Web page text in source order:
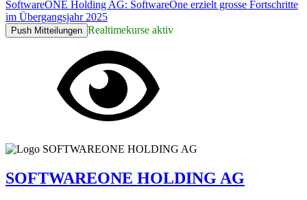
SoftwareONE Holding AG: SoftwareOne erzielt grosse Fortschritte
im Übergangsjahr 2025
Push Mitteilungen Realtimekurse aktiv
SOFTWAREONE HOLDING AG